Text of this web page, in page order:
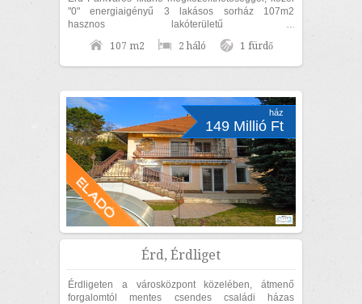
"0" energiaigényű 3 lakásos sorház 107m2
hasznos lakóterületű 2
szoba+nappalis+GARÁZSOS, belső kétszintes,
KÜLÖN UTCAFRONTI...
107 m2 2 háló 1 fürdő
ház
149 Millió Ft
Érd, Érdliget
Érdligeten a városközpont közelében, átmenő
forgalomtól mentes csendes családi házas